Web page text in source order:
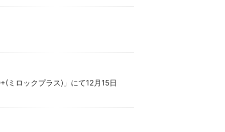
ミロックプラス)」にて12月15日